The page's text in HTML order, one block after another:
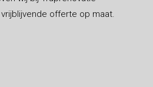
offerte op maat.